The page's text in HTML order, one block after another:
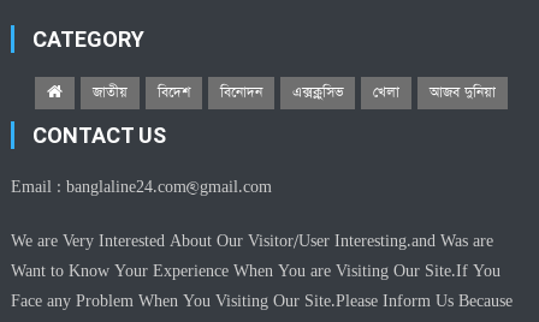
CATEGORY
জাতীয় বিদেশ বিনোদন এক্সক্লুসিভ খেলা আজব দুনিয়া
CONTACT US
Email :banglaline24.com@gmail.com
We are Very Interested About Our Visitor/User Interesting.and Was are
Want to Know Your Experience When You are Visiting Our Site.If You
Face any Problem When You Visiting Our Site.Please Inform Us Because